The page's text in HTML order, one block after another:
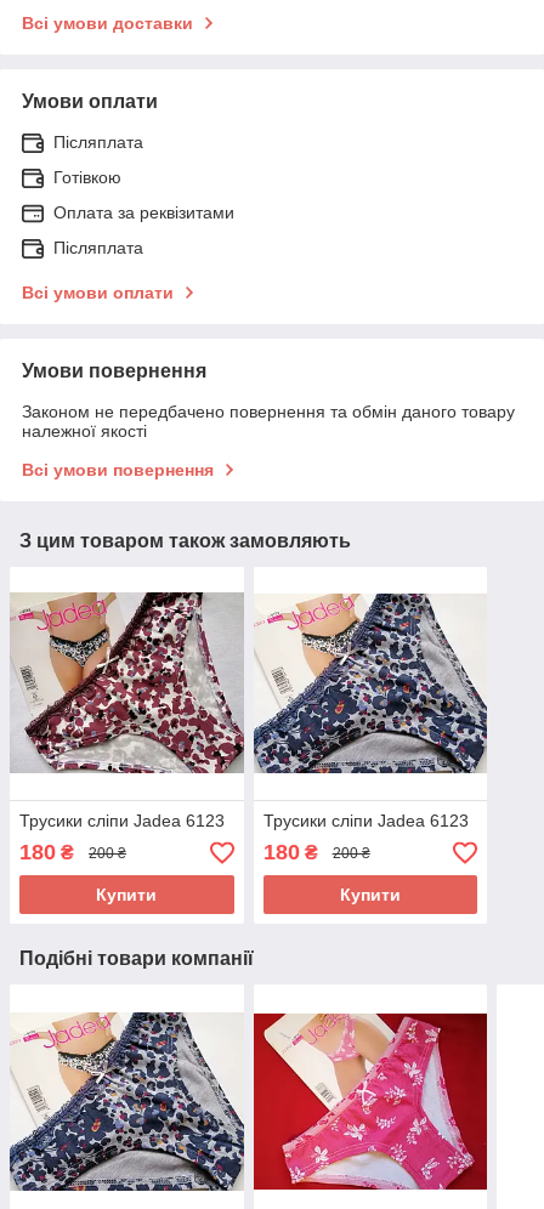
Всі умови доставки
Умови оплати
Післяплата
Готівкою
Оплата за реквізитами
Післяплата
Всі умови оплати
Умови повернення
Законом не передбачено повернення та обмін даного товару
належної якості
Всі умови повернення
З цим товаром також замовляють
Трусики сліпи Jadea 6123
180 ₴ 200 ₴
Купити
Трусики сліпи Jadea 6123
180₴ 200 ₴
Купити
Подібні товари компанії